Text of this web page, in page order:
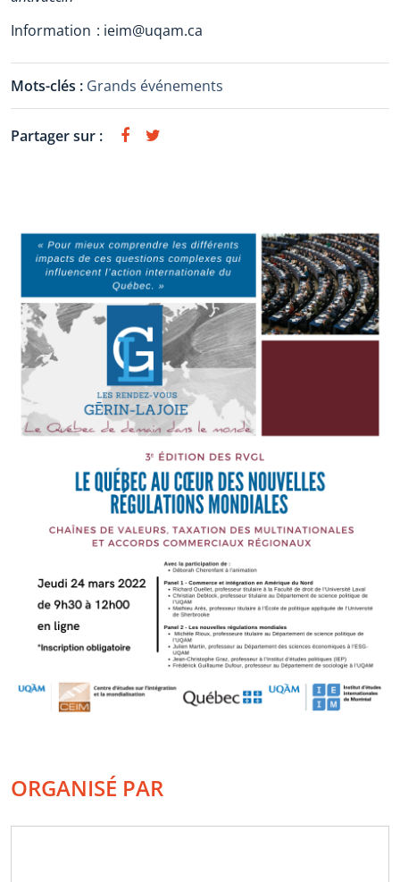
Information : ieim@uqam.ca
Mots-clés : Grands événements
Partager sur :
ORGANISÉ PAR